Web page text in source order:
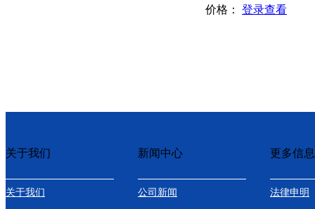
价格： 登录查看
关于我们 新闻中心 更多信息
关于我们 公司新闻 法律申明